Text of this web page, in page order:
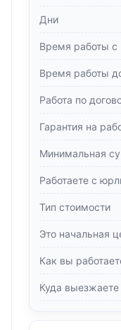
Дни
Время работы с
Время работы
Работа по
Гарантия на
Минимальная
Работаете с
Тип стоимости
Это начальная
Как вы
Куда выезжаете